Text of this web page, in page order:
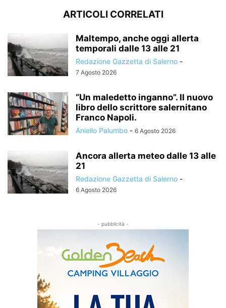
ARTICOLI CORRELATI
Maltempo, anche oggi allerta
temporali dalle 13 alle 21
Redazione Gazzetta di Salerno -
7 Agosto 2026
“Un maledetto inganno”. Il nuovo
libro dello scrittore salernitano
Franco Napoli.
Aniello Palumbo - 6 Agosto 2026
Ancora allerta meteo dalle 13 alle
21
Redazione Gazzetta di Salerno -
6 Agosto 2026
- pubblicità -